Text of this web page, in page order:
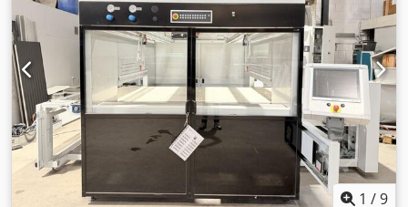
drive in Duo configuration - Dry extraction system -
Exhaust air capacity: 10,000 m³/h - Extraction nozzle
diameter: 500 mm - Belt conveyor system - Feed speed:
approx. 2 - 8 m/min - With belt cleaning system - With
paint recovery via V-belt system - Gun control system,
touch screen - Installed color circuits: 1 - Supply air filter
ceiling - Suitable for water-based paints - Suitable for
solvent-based paints - Control cabinet integrated in the
machine - Total connected load: approx. 19 kW - Length:
6,066 mm - Width: 3,450 mm - Height: 2,330 + 440 mm -1 /9